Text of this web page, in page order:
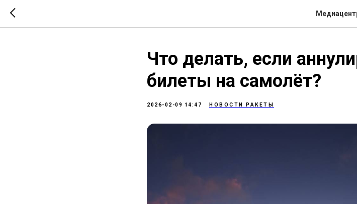
Что делать, если
билеты на самолёт?
2026-02-09 14:47 НОВОСТИ РАКЕТЫ